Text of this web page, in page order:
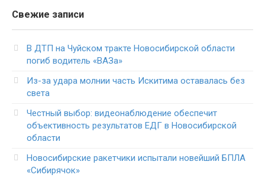
Свежие записи
В ДТП на Чуйском тракте Новосибирской области
погиб водитель «ВАЗа»
Из-за удара молнии часть Искитима оставалась без
света
Честный выбор: видеонаблюдение обеспечит
объективность результатов ЕДГ в Новосибирской
области
Новосибирские ракетчики испытали новейший БПЛА
«Сибирячок»